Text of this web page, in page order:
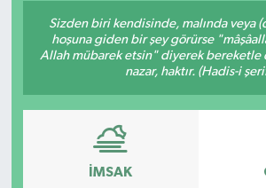
Sizden biri kendisinde, malında veya
hoşuna giden bir şey görürse
Allah mübarek etsin" diyerek bereketle
nazar, haktır. (Hadis-i
İMSAK
GÜNDEM
HABERDE İNSAN
KÜLTÜR-SANAT
MAGAZİN